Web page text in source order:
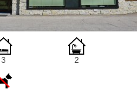
3 2